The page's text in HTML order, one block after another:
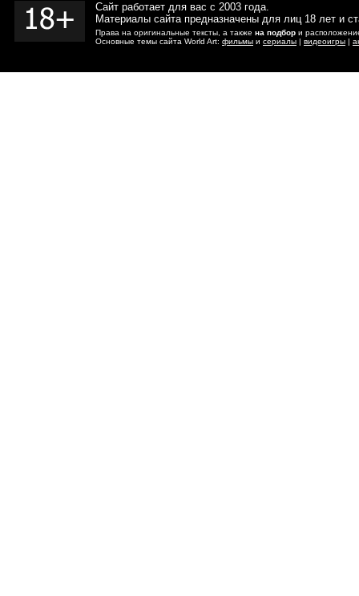
Сайт работает для вас с 2003 года.
Материалы сайта предназначены для лиц 18 лет и
Права на оригинальные тексты, а также на подбор и
Основные темы сайта World Art: фильмы и сериалы | видеоигры |